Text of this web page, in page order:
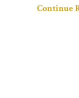
Continue